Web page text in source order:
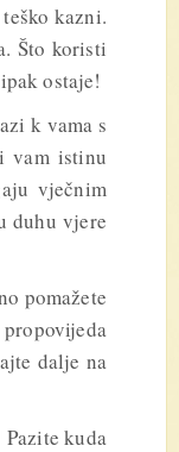
kazni.
Što koristi
ostaje!
k vama s
vam istinu
vječnim
duhu vjere
pomažete
dalje na
kuda